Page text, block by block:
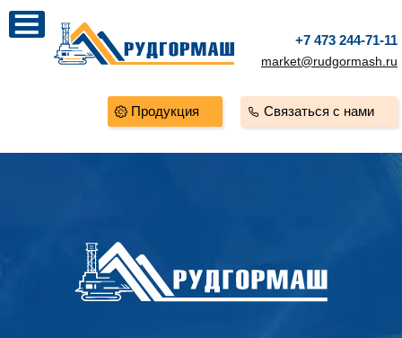
+7 473 244-71-11
market@rudgormash.ru
Связаться с нами
Продукция